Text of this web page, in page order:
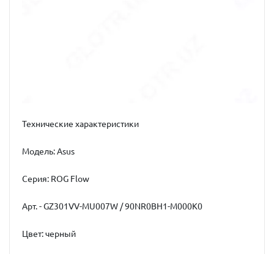
Технические характеристики
Модель: Asus
Серия: ROG Flow
Арт. - GZ301VV-MU007W / 90NR0BH1-M000K0
Цвет: черный